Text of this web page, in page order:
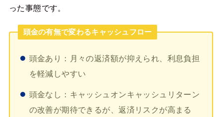
った事態です。
頭金の有無で変わるキャッシュフロー
頭金あり：月々の返済額が抑えられ、利息負担
を軽減しやすい
頭金なし：キャッシュオンキャッシュリターン
の改善が期待できるが、返済リスクが高まる